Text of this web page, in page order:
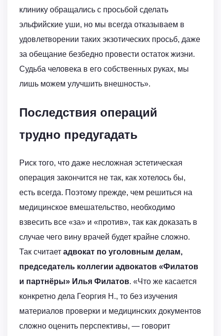
клинику обращались с просьбой сделать
эльфийские уши, но мы всегда отказываем в
удовлетворении таких экзотических просьб, даже
за обещание безбедно провести остаток жизни.
Судьба человека в его собственных руках, мы
лишь можем улучшить внешность».
Последствия операций
трудно предугадать
Риск того, что даже несложная эстетическая
операция закончится не так, как хотелось бы,
есть всегда. Поэтому прежде, чем решиться на
медицинское вмешательство, необходимо
взвесить все «за» и «против», так как доказать в
случае чего вину врачей будет крайне сложно.
Так считает адвокат по уголовным делам,
председатель коллегии адвокатов «Филатов
и партнёры» Илья Филатов. «Что же касается
конкретно дела Георгия Н., то без изучения
материалов проверки и медицинских документов
сложно оценить перспективы, — говорит